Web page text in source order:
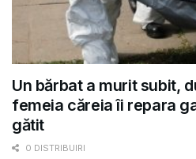
Un bărbat a murit subit,
femeia căreia îi repara
gătit
0 DISTRIBUIRI